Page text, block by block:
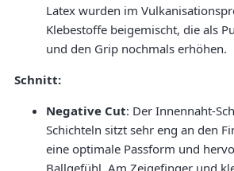
Latex wurden im
Klebestoffe beigemischt, die als
und den Grip nochmals erhöhen.
Schnitt:
Negative Cut: Der Innennaht-
Schichteln sitzt sehr eng an den
eine optimale Passform und
Ballgefühl. Am Zeigefinger und